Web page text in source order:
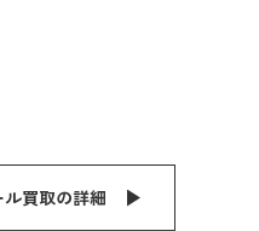
買取の詳細